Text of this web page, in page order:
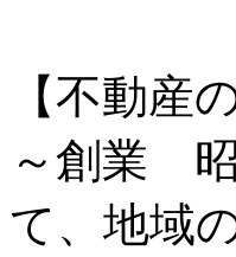
【不動産
～創業
て、地域